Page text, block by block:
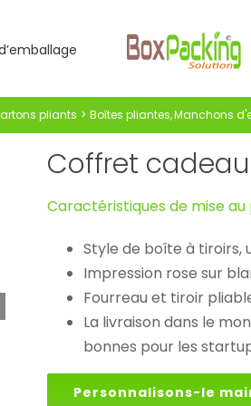
pliants Boîtes pliantes Manchons
Coffret
Caractéristiques de mise au
Style de boîte à tiroirs,
Impression rose sur
Fourreau et tiroir
La livraison dans le
bonnes pour les
Personnalisons-le